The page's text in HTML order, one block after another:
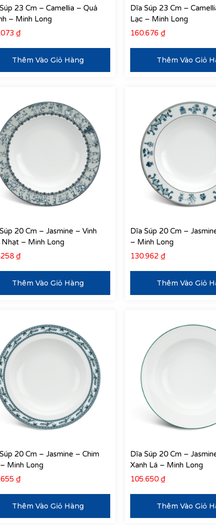
23 Cm – Camellia – Quả
– Minh Long
₫
Thêm Vào Giỏ Hàng
Dĩa Súp 23 Cm –
Lạc – Minh Long
160.676 ₫
Thêm Vào Giỏ
20 Cm – Jasmine – Vinh
Nhạt – Minh Long
₫
Thêm Vào Giỏ Hàng
Dĩa Súp 20 Cm –
– Minh Long
130.962 ₫
Thêm Vào Giỏ
20 Cm – Jasmine – Chim
Minh Long
₫
Thêm Vào Giỏ Hàng
Dĩa Súp 20 Cm –
Xanh Lá – Minh Long
105.650 ₫
Thêm Vào Giỏ